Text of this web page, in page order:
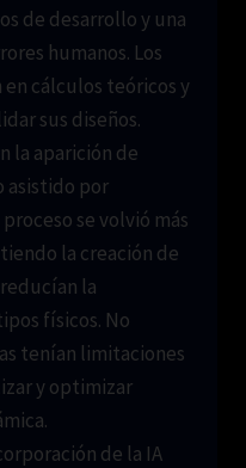
de desarrollo y una
humanos. Los
en cálculos teóricos y
sus diseños.
la aparición de
asistido por
se volvió más
la creación de
la
físicos. No
tenían limitaciones
y optimizar
de la IA